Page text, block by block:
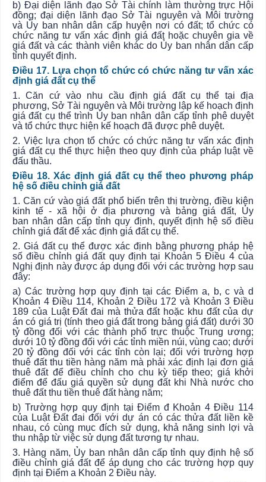
b) Đại diện lãnh đạo Sở Tài chính làm thường trực Hội
đồng; đại diện lãnh đạo Sở Tài nguyên và Môi trường
và Ủy ban nhân dân cấp huyện nơi có đất; tổ chức có
chức năng tư vấn xác định giá đất hoặc chuyên gia về
giá đất và các thành viên khác do Ủy ban nhân dân cấp
tỉnh quyết định.
Điều 17. Lựa chọn tổ chức có chức năng tư vấn xác
định giá đất cụ thể
1. Căn cứ vào nhu cầu định giá đất cụ thể tại địa
phương, Sở Tài nguyên và Môi trường lập kế hoạch định
giá đất cụ thể trình Ủy ban nhân dân cấp tỉnh phê duyệt
và tổ chức thực hiện kế hoạch đã được phê duyệt.
2. Việc lựa chọn tổ chức có chức năng tư vấn xác định
giá đất cụ thể thực hiện theo quy định của pháp luật về
đấu thầu.
Điều 18. Xác định giá đất cụ thể theo phương pháp
hệ số điều chỉnh giá đất
1. Căn cứ vào giá đất phổ biến trên thị trường, điều kiện
kinh tế - xã hội ở địa phương và bảng giá đất, Ủy
ban nhân dân cấp tỉnh quy định, quyết định hệ số điều
chỉnh giá đất để xác định giá đất cụ thể.
2. Giá đất cụ thể được xác định bằng phương pháp hệ
số điều chỉnh giá đất quy định tại Khoản 5 Điều 4 của
Nghị định này được áp dụng đối với các trường hợp sau
đây:
a) Các trường hợp quy định tại các Điểm a, b, c và d
Khoản 4 Điều 114, Khoản 2 Điều 172 và Khoản 3 Điều
189 của Luật Đất đai mà thửa đất hoặc khu đất của dự
án có giá trị (tính theo giá đất trong bảng giá đất) dưới 30
tỷ đồng đối với các thành phố trực thuộc Trung ương;
dưới 10 tỷ đồng đối với các tỉnh miền núi, vùng cao; dưới
20 tỷ đồng đối với các tỉnh còn lại; đối với trường hợp
thuê đất thu tiền hàng năm mà phải xác định lại đơn giá
thuê đất để điều chỉnh cho chu kỳ tiếp theo; giá khởi
điểm để đấu giá quyền sử dụng đất khi Nhà nước cho
thuê đất thu tiền thuê đất hàng năm;
b) Trường hợp quy định tại Điểm đ Khoản 4 Điều 114
của Luật Đất đai đối với dự án có các thửa đất liền kề
nhau, có cùng mục đích sử dụng, khả năng sinh lợi và
thu nhập từ việc sử dụng đất tương tự nhau.
3. Hàng năm, Ủy ban nhân dân cấp tỉnh quy định hệ số
điều chỉnh giá đất để áp dụng cho các trường hợp quy
định tại Điểm a Khoản 2 Điều này.